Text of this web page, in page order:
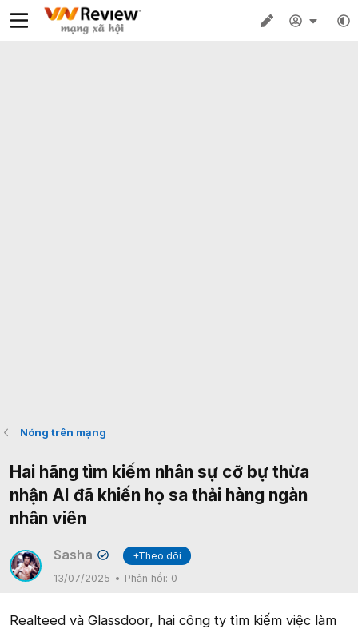
Nóng trên mạng
Hai hãng tìm kiếm nhân sự cỡ bự thừa
nhận AI đã khiến họ sa thải hàng ngàn
nhân viên
Sasha ✔
+Theo dõi
13/07/2025
Phản hồi: 0
Realteed và Glassdoor, hai công ty tìm kiếm việc làm